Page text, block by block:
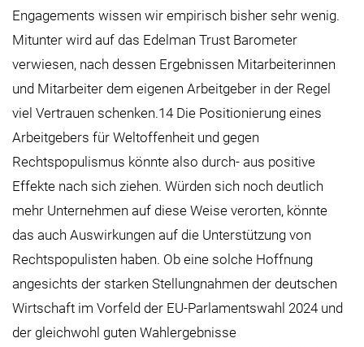
Engagements wissen wir empirisch bisher sehr wenig.
Mitunter wird auf das Edelman Trust Barometer
verwiesen, nach dessen Ergebnissen Mitarbeiterinnen
und Mitarbeiter dem eigenen Arbeitgeber in der Regel
viel Vertrauen schenken.14 Die Positionierung eines
Arbeitgebers für Weltoffenheit und gegen
Rechtspopulismus könnte also durch- aus positive
Effekte nach sich ziehen. Würden sich noch deutlich
mehr Unternehmen auf diese Weise verorten, könnte
das auch Auswirkungen auf die Unterstützung von
Rechtspopulisten haben. Ob eine solche Hoffnung
angesichts der starken Stellungnahmen der deutschen
Wirtschaft im Vorfeld der EU-Parlamentswahl 2024 und
der gleichwohl guten Wahlergebnisse